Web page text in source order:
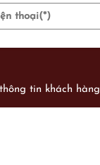
tin khách hàng